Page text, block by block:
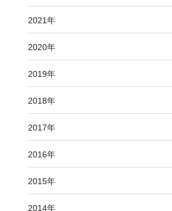
2021年
2020年
2019年
2018年
2017年
2016年
2015年
2014年